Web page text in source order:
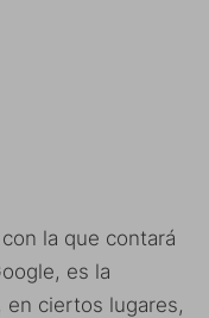
la que contará
es la
en ciertos lugares,